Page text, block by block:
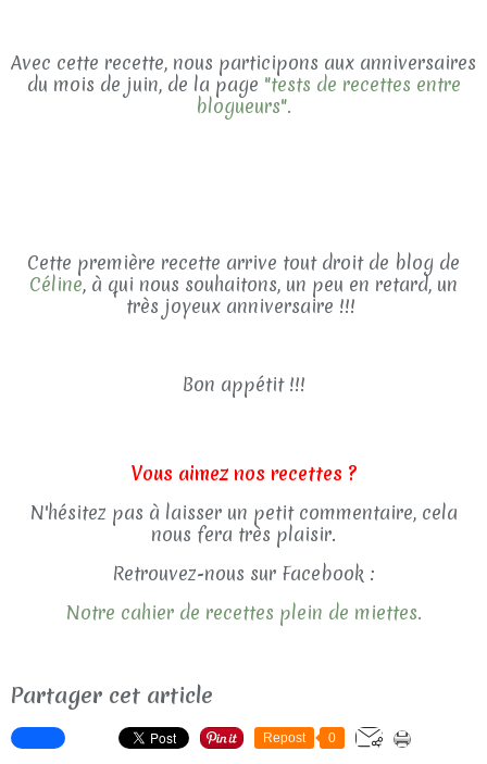
Avec cette recette, nous participons aux anniversaires
du mois de juin, de la page "tests de recettes entre
blogueurs".
Cette première recette arrive tout droit de blog de
Céline, à qui nous souhaitons, un peu en retard, un
très joyeux anniversaire !!!
Bon appétit !!!
Vous aimez nos recettes ?
N'hésitez pas à laisser un petit commentaire, cela
nous fera très plaisir.
Retrouvez-nous sur Facebook :
Notre cahier de recettes plein de miettes.
Partager cet article
Repost 0